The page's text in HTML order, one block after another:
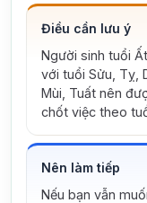
Điều cần lưu ý
Người sinh tuổi
với tuổi Sửu, Tỵ,
Mùi, Tuất nên
chốt việc theo
Nên làm tiếp
Nếu bạn vẫn